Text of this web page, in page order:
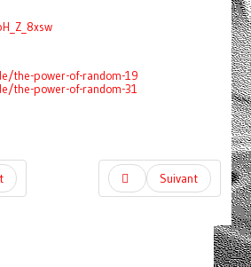
the-power-of-random-19
the-power-of-random-31
Suivant